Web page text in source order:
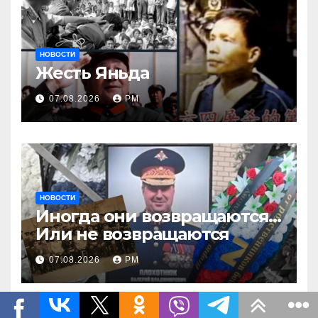
НОВОСТИ
Жесть Яньда
07.08.2026 РМ
НОВОСТИ
Иногда они возвращаются…
Или не возвращаются
07.08.2026 РМ